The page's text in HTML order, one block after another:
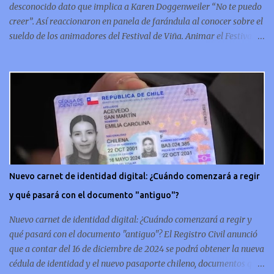
desconocido dato que implica a Karen Doggenweiler “No te puedo
creer”. Así reaccionaron en panela de farándula al conocer sobre el
sueldo de los animadores del Festival de Viña. Animar el Festival
debería ser acorde. ¿Cuánto ganará Karen Doggenweiler y su
acompañante? Según se conoce hasta ahora, los animadores del
Festival de Viña del Mar no reciben un sueldo por su rol en el
evento. Al menos no un monto extra al que venían percibirndo por
contrato con su canal empleador. “A la Karen no le pagan, no le
pagan aparte. Hace rato que no pagan”, confirmó la periodista de
espectáculos, Cecilia Gutiérrez, en el programa Hay Que Decirlo
(Canal 13). “A mí la Tonka (Tomicic) me dijo que a ellos no le
pagaban”, complementó Willy Sabor. Nacho Gutiérrez aportó que,
Nuevo carnet de identidad digital: ¿Cuándo comenzará a regir
y qué pasará con el documento "antiguo"?
Nuevo carnet de identidad digital: ¿Cuándo comenzará a regir y
qué pasará con el documento "antiguo"? El Registro Civil anunció
que a contar del 16 de diciembre de 2024 se podrá obtener la nueva
cédula de identidad y el nuevo pasaporte chileno, documentos que